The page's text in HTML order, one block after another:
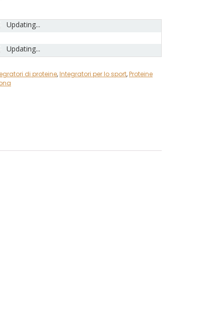
Updating...
Updating...
di proteine,Integratori per lo sport,Proteine